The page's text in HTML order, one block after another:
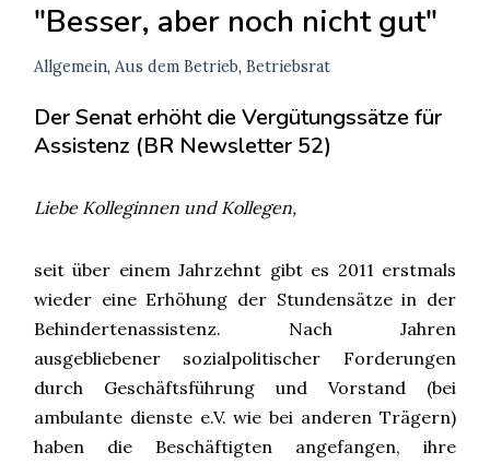
"Besser, aber noch nicht gut"
Allgemein, Aus dem Betrieb, Betriebsrat
Der Senat erhöht die Vergütungssätze für
Assistenz (BR Newsletter 52)
Liebe Kolleginnen und Kollegen,
seit über einem Jahrzehnt gibt es 2011 erstmals
wieder eine Erhöhung der Stundensätze in der
Behindertenassistenz. Nach Jahren
ausgebliebener sozialpolitischer Forderungen
durch Geschäftsführung und Vorstand (bei
ambulante dienste e.V. wie bei anderen Trägern)
haben die Beschäftigten angefangen, ihre